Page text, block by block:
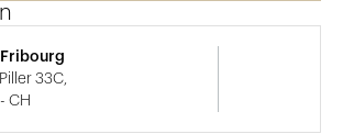
Fribourg
33C,
CH